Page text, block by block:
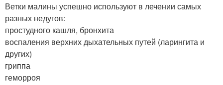
Ветки малины успешно используют в лечении самых
разных недугов:
простудного кашля, бронхита
воспаления верхних дыхательных путей (ларингита и
других)
гриппа
геморроя